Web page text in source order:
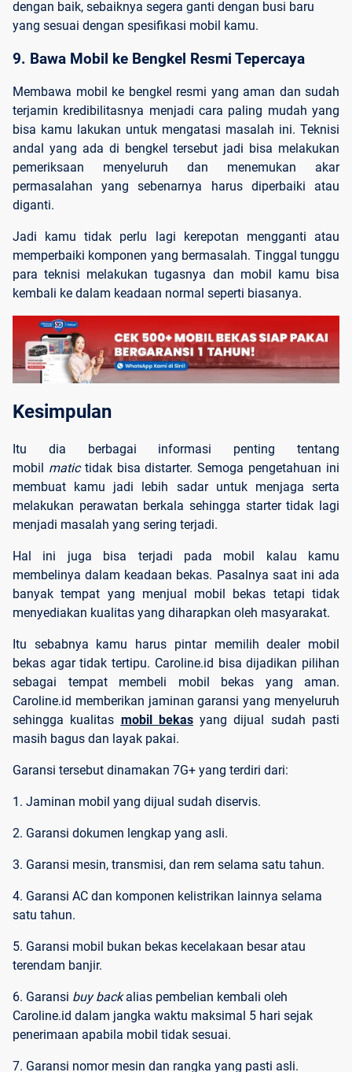
dengan baik, sebaiknya segera ganti dengan busi baru
yang sesuai dengan spesifikasi mobil kamu.
9. Bawa Mobil ke Bengkel Resmi Tepercaya
Membawa mobil ke bengkel resmi yang aman dan sudah
terjamin kredibilitasnya menjadi cara paling mudah yang
bisa kamu lakukan untuk mengatasi masalah ini. Teknisi
andal yang ada di bengkel tersebut jadi bisa melakukan
pemeriksaan menyeluruh dan menemukan akar
permasalahan yang sebenarnya harus diperbaiki atau
diganti.
Jadi kamu tidak perlu lagi kerepotan mengganti atau
memperbaiki komponen yang bermasalah. Tinggal tunggu
para teknisi melakukan tugasnya dan mobil kamu bisa
kembali ke dalam keadaan normal seperti biasanya.
Kesimpulan
Itu dia berbagai informasi penting tentang
mobil matic tidak bisa distarter. Semoga pengetahuan ini
membuat kamu jadi lebih sadar untuk menjaga serta
melakukan perawatan berkala sehingga starter tidak lagi
menjadi masalah yang sering terjadi.
Hal ini juga bisa terjadi pada mobil kalau kamu
membelinya dalam keadaan bekas. Pasalnya saat ini ada
banyak tempat yang menjual mobil bekas tetapi tidak
menyediakan kualitas yang diharapkan oleh masyarakat.
Itu sebabnya kamu harus pintar memilih dealer mobil
bekas agar tidak tertipu. Caroline.id bisa dijadikan pilihan
sebagai tempat membeli mobil bekas yang aman.
Caroline.id memberikan jaminan garansi yang menyeluruh
sehingga kualitas mobil bekas yang dijual sudah pasti
masih bagus dan layak pakai.
Garansi tersebut dinamakan 7G+ yang terdiri dari:
1. Jaminan mobil yang dijual sudah diservis.
2. Garansi dokumen lengkap yang asli.
3. Garansi mesin, transmisi, dan rem selama satu tahun.
4. Garansi AC dan komponen kelistrikan lainnya selama
satu tahun.
5. Garansi mobil bukan bekas kecelakaan besar atau
terendam banjir.
6. Garansi buy backalias pembelian kembali oleh
Caroline.id dalam jangka waktu maksimal 5 hari sejak
penerimaan apabila mobil tidak sesuai.
7. Garansi nomor mesin dan rangka yang pasti asli.